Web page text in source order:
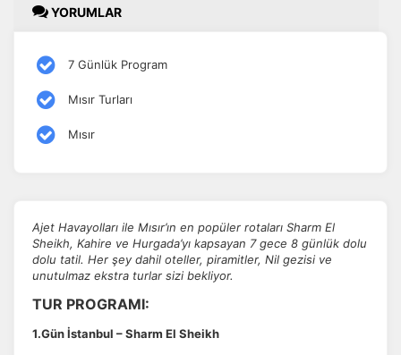
YORUMLAR
7 Günlük Program
Mısır Turları
Mısır
Ajet Havayolları ile Mısır’ın en popüler rotaları Sharm El
Sheikh, Kahire ve Hurgada’yı kapsayan 7 gece 8 günlük dolu
dolu tatil. Her şey dahil oteller, piramitler, Nil gezisi ve
unutulmaz ekstra turlar sizi bekliyor.
TUR PROGRAMI:
1.Gün İstanbul – Sharm El Sheikh